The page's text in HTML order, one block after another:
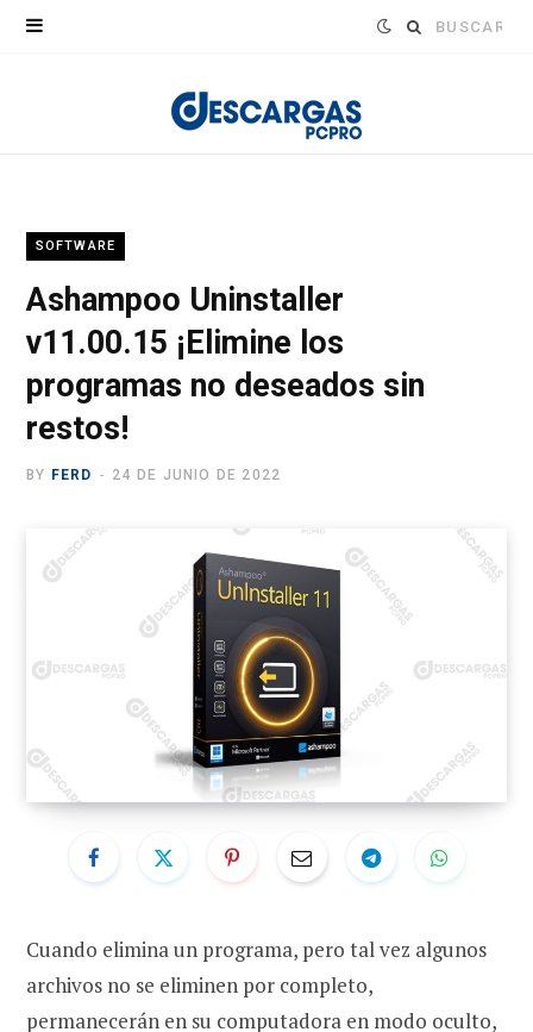
Buscar:
SOFTWARE
Ashampoo Uninstaller
v11.00.15 ¡Elimine los
programas no deseados sin
restos!
BY FERD 24 DE JUNIO DE 2022
Cuando elimina un programa, pero tal vez algunos
archivos no se eliminen por completo,
permanecerán en su computadora en modo oculto,